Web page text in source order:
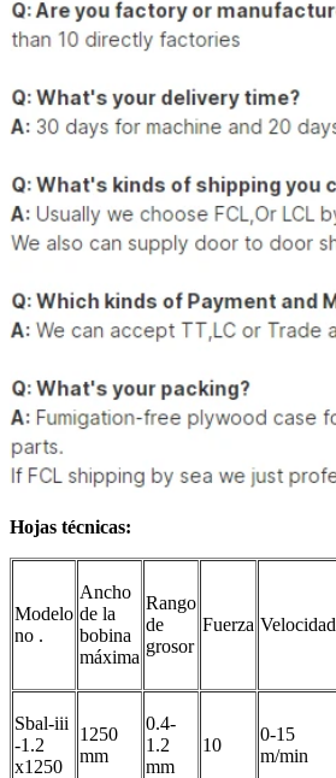
Hojas técnicas:
Modelo
no .
Ancho
de la
bobina
máxima
Rango
de
grosor
Fuerza Velocidad
Sbal-iii
-1.2
x1250
1250
mm
0.4-
1.2
mm
10
0-15
m/min